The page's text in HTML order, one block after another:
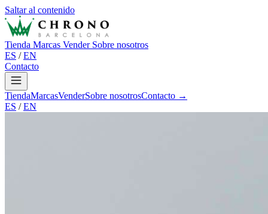
Saltar al contenido
Tienda Marcas Vender Sobre nosotros
ES / EN
Contacto
TiendaMarcasVenderSobre nosotrosContacto →
ES / EN